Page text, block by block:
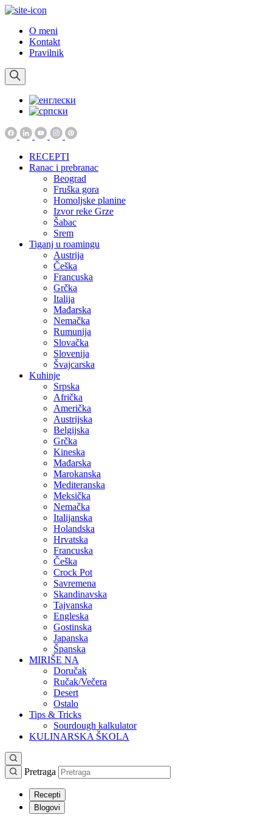
O meni
Kontakt
Pravilnik
RECEPTI
Ranac i prebranac
Beograd
Fruška gora
Homoljske planine
Izvor reke Grze
Šabac
Srem
Tiganj u roamingu
Austrija
Češka
Francuska
Grčka
Italija
Mađarska
Nemačka
Rumunija
Slovačka
Slovenija
Švajcarska
Kuhinje
Srpska
Afrička
Američka
Austrijska
Belgijska
Grčka
Kineska
Mađarska
Marokanska
Mediteranska
Meksička
Nemačka
Italijanska
Holandska
Hrvatska
Francuska
Češka
Crock Pot
Savremena
Skandinavska
Tajvanska
Engleska
Gostinska
Japanska
Španska
MIRIŠE NA
Doručak
Ručak/Večera
Desert
Ostalo
Tips & Tricks
Sourdough kalkulator
KULINARSKA ŠKOLA
Pretraga
Recepti
Blogovi